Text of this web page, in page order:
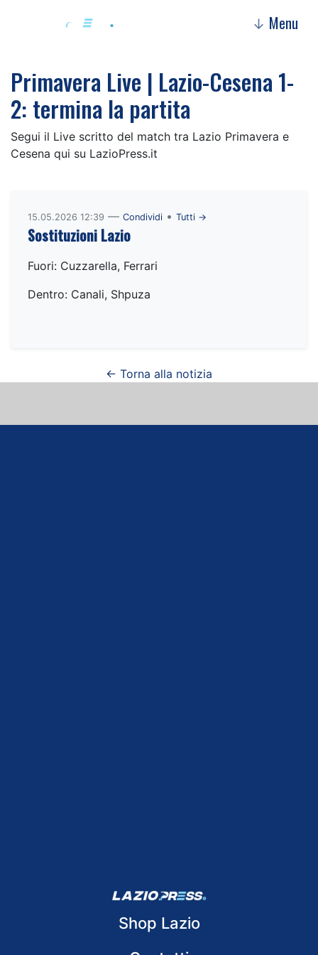
↓ Menu
Primavera Live | Lazio-Cesena 1-
2: termina la partita
Segui il Live scritto del match tra Lazio Primavera e
Cesena qui su LazioPress.it
15.05.2026 12:39 — Condividi • Tutti →
Sostituzioni Lazio
Fuori: Cuzzarella, Ferrari
Dentro: Canali, Shpuza
← Torna alla notizia
Shop Lazio